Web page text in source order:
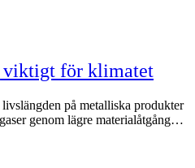
viktigt för klimatet
på metalliska produkter
genom lägre materialåtgång…